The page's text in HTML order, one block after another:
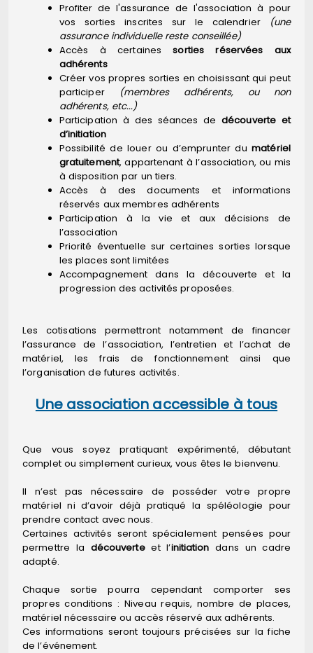
Profiter de l'assurance de l'association à pour
vos sorties inscrites sur le calendrier
(une
assurance individuelle reste conseillée)
Accès à certainessorties réservées aux
adhérents
Créer vos propres sorties en choisissant qui peut
participer
(membres adhérents, ou non
adhérents, etc...)
Participation à des séances dedécouverte et
d’initiation
Possibilité de louer ou d’emprunter dumatériel
gratuitement, appartenant à l’association, ou mis
à disposition par un tiers.
Accès à des documents et informations
réservés aux membres adhérents
Participation à la vie et aux décisions de
l’association
Priorité éventuelle sur certaines sorties lorsque
les places sont limitées
Accompagnement dans la découverte et la
progression des activités proposées.
Les cotisations permettront notamment de financer
l’assurance de l’association, l’entretien et l’achat de
matériel, les frais de fonctionnement ainsi que
l’organisation de futures activités.
Une association accessible à tous
Que vous soyez pratiquant expérimenté, débutant
complet ou simplement curieux, vous êtes le bienvenu.
Il n’est pas nécessaire de posséder votre propre
matériel ni d’avoir déjà pratiqué la spéléologie pour
prendre contact avec nous.
Certaines activités seront spécialement pensées pour
permettre la découverteet l’initiation dans un cadre
adapté.
Chaque sortie pourra cependant comporter ses
propres conditions : Niveau requis, nombre de places,
matériel nécessaire ou accès réservé aux adhérents.
Ces informations seront toujours précisées sur la fiche
de l’événement.